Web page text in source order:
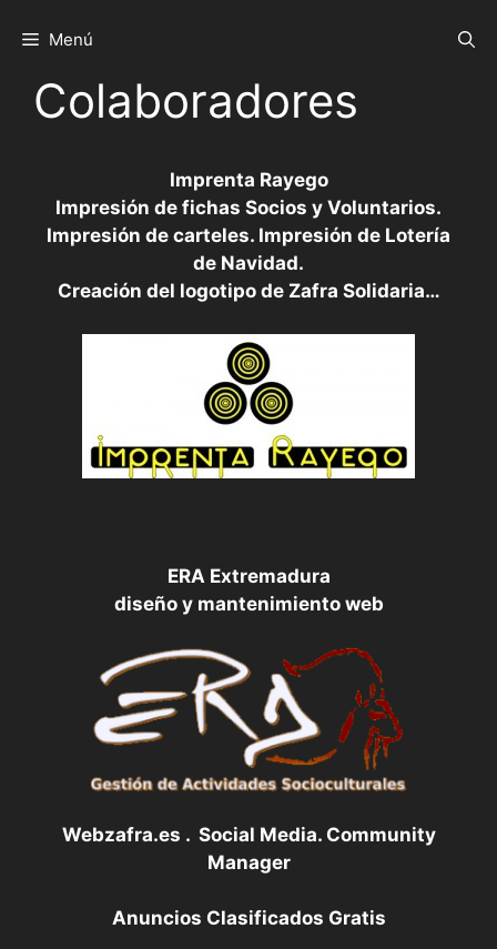
Menú
Colaboradores
Imprenta Rayego
Impresión de fichas Socios y Voluntarios.
Impresión de carteles. Impresión de Lotería
de Navidad.
Creación del logotipo de Zafra Solidaria…
ERA Extremadura
diseño y mantenimiento web
Webzafra.es . Social Media. Community
Manager
Anuncios Clasificados Gratis